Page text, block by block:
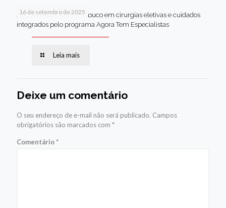
16 de setembro de 2025
Jaboatão lidera Pernambuco em cirurgias eletivas e cuidados
integrados pelo programa Agora Tem Especialistas
Leia mais
Deixe um comentário
O seu endereço de e-mail não será publicado. Campos
obrigatórios são marcados com *
Comentário*